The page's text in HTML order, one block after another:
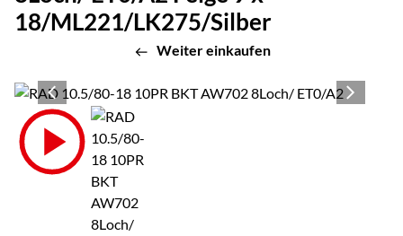
18/ML221/LK275/Silber
Weiter einkaufen
Produktgalerie
Zur Kaufbox springen